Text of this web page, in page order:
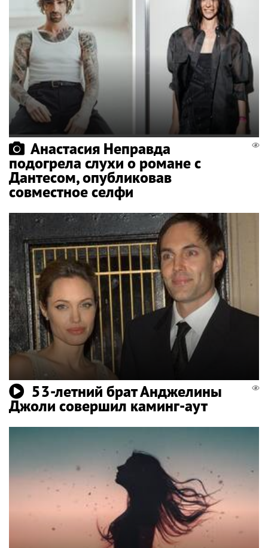
Анастасия Неправда
подогрела слухи о романе с
Дантесом, опубликовав
совместное селфи
53-летний брат Анджелины
Джоли совершил каминг-аут